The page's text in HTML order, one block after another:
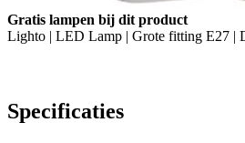
Gratis lampen bij dit product
Lighto | LED Lamp | Grote fitting E27 |
Specificaties